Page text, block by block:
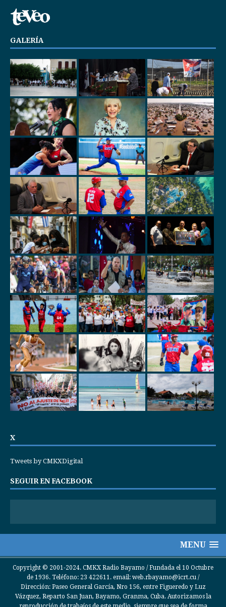
GALERÍA
X
Tweets by CMKXDigital
SEGUIR EN FACEBOOK
MENU
Copyright © 2001-2024. CMKX Radio Bayamo / Fundada el 10 Octubre
de 1936. Teléfono: 23 422611. email: web.rbayamo@icrt.cu /
Dirección: Paseo General García, Nro 156, entre Figueredo y Luz
Vázquez, Reparto San Juan, Bayamo, Granma, Cuba. Autorizamos la